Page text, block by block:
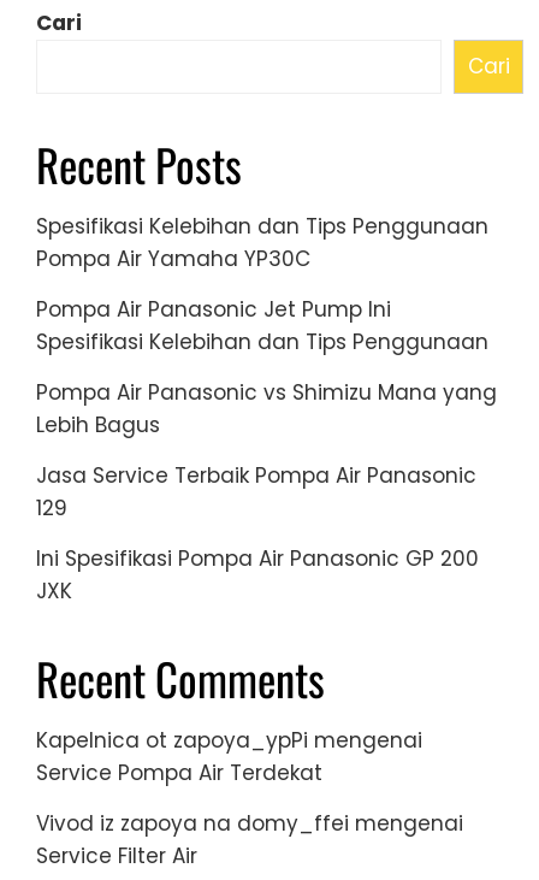
Cari
Cari
Recent Posts
Spesifikasi Kelebihan dan Tips Penggunaan
Pompa Air Yamaha YP30C
Pompa Air Panasonic Jet Pump Ini
Spesifikasi Kelebihan dan Tips Penggunaan
Pompa Air Panasonic vs Shimizu Mana yang
Lebih Bagus
Jasa Service Terbaik Pompa Air Panasonic
129
Ini Spesifikasi Pompa Air Panasonic GP 200
JXK
Recent Comments
Kapelnica ot zapoya_ypPi mengenai
Service Pompa Air Terdekat
Vivod iz zapoya na domy_ffei mengenai
Service Filter Air